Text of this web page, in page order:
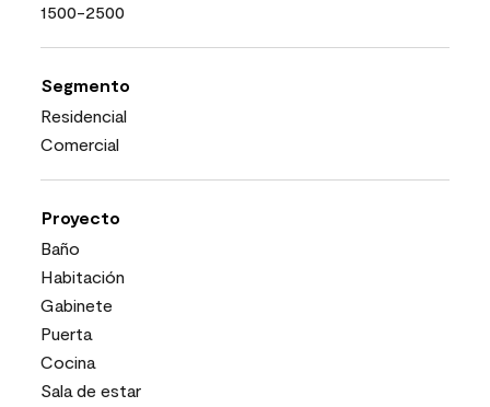
1500-2500
Segmento
Residencial
Comercial
Proyecto
Baño
Habitación
Gabinete
Puerta
Cocina
Sala de estar